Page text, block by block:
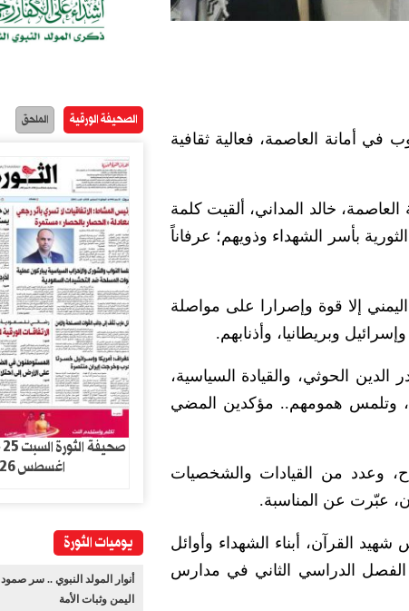
أمانة العاصمة، فعالية ثقافية
خالد المداني، ألقيت كلمة
بأسر الشهداء وذويهم؛ عرفاناً
إلا قوة وإصرارا على مواصلة
وبريطانيا، وأذنابهم.
الدين الحوثي، والقيادة السياسية،
وتلمس همومهم.. مؤكدين المضي
وعدد من القيادات والشخصيات
عبّرت عن المناسبة.
القرآن، أبناء الشهداء وأوائل
الفصل الدراسي الثاني في مدارس
الصحيفة الورقية الملحق
اغسطس 2026
يوميات الثورة
أنوار المولد النبوي .. سر صمود
اليمن وثبات الأمة